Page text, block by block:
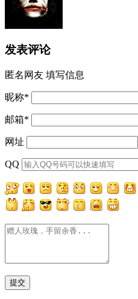
发表评论
匿名网友 填写信息
昵称*
邮箱*
网址
QQ